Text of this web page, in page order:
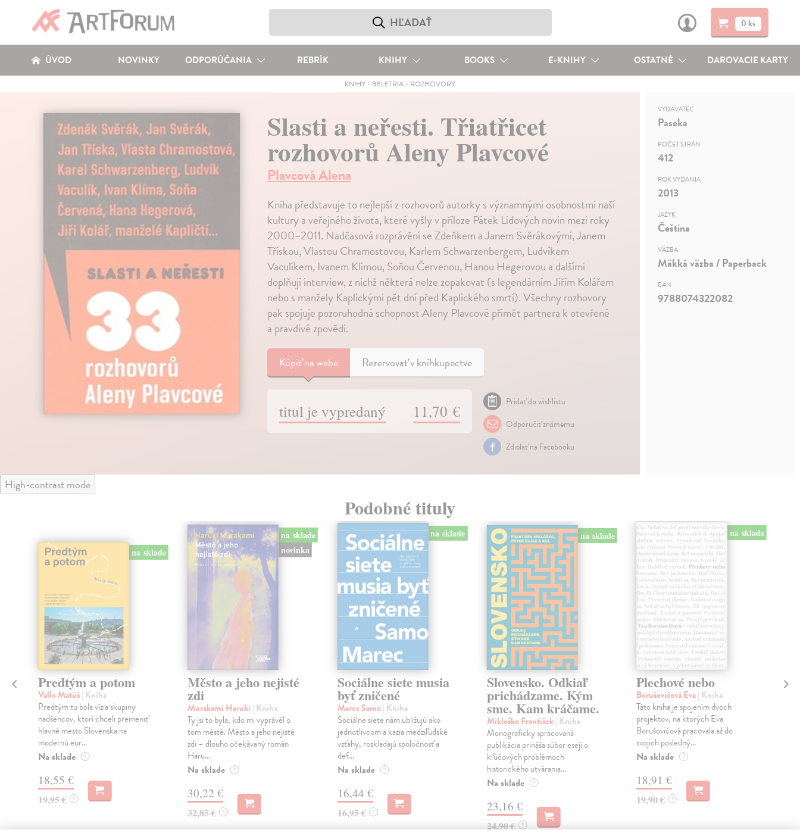
0 ks
ÚVOD NOVINKY ODPORÚČANIA REBRÍK KNIHY BOOKS E-KNIHY OSTATNÉ DAROVACIE KARTY
KNIHY- BELETRIA- ROZHOVORY
Slasti a neřesti. Třiatřicet
rozhovorů Aleny Plavcové
Plavcová Alena
Kniha představuje to nejlepší z rozhovorů autorky s významnými osobnostmi naší
kultury a veřejného života, které vyšly v příloze Pátek Lidových novin mezi roky
2000–2011. Nadčasová rozprávění se Zdeňkem a Janem Svěrákovými, Janem
Třískou, Vlastou Chramostovou, Karlem Schwarzenbergem, Ludvíkem
Vaculíkem, Ivanem Klímou, Soňou Červenou, Hanou Hegerovou a dalšími
doplňují interview, z nichž některá nelze zopakovat (s legendárním Jiřím Kolářem
nebo s manžely Kaplickými pět dní před Kaplického smrtí). Všechny rozhovory
pak spojuje pozoruhodná schopnost Aleny Plavcové přimět partnera k otevřené
a pravdivé zpovědi.
Kúpiťna webe Rezervovať v kníhkupectve
titul je vypredaný 11,70 €
Pridať do wishlistu
Odporučiť známemu
Zdielať na Facebooku
VYDAVATEĽ
Paseka
POČET STRÁN
412
ROK VYDANIA
2013
JAZYK
Čeština
VÄZBA
Mäkká väzba / Paperback
EAN
9788074322082
High-contrast mode
Podobné tituly
na sklade
Predtým a potom
Vallo Matúš| Kniha
Predtým tu bola vízia skupiny
nadšencov, ktorí chceli premeniť
hlavné mesto Slovenska na
modernú eur...
Na sklade ?
18,55 €
19,95 € ?
na sklade
novinka
Město a jeho nejisté
zdi
Murakami Haruki | Kniha
Ty jsi to byla, kdo mi vyprávěl o
tom městě. Město a jeho nejisté
zdi – dlouho očekávaný román
Haru...
Na sklade ?
30,22 €
32,85 € ?
na sklade
Sociálne siete musia
byť zničené
Marec Samo| Kniha
Sociálne siete nám ubližujú ako
jednotlivcom a kazia medziľudské
vzťahy, rozkladajú spoločnosť a
def...
Na sklade ?
16,44 €
16,95 € ?
na sklade
Slovensko. Odkiaľ
prichádzame. Kým
sme. Kam kráčame.
Mikloško František| Kniha
Monograficky spracovaná
publikácia prináša súbor esejí o
kľúčových problémoch
historického utvárania...
Na sklade ?
23,16 €
24,90 € ?
na sklade
Plechové nebo
Borušovičová Eva| Kniha
Táto kniha je spojením dvoch
projektov, na ktorých Eva
Borušovičová pracovala až do
svojich posledný...
Na sklade ?
18,91 €
19,90 € ?